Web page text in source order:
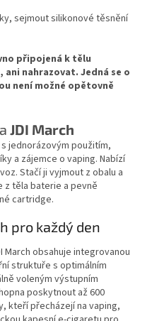
sejmout silikonové těsnění
připojená k tělu
nahrazovat. Jedná se o
není možné opětovně
JDI March
jednorázovým použitím,
a zájemce o vaping. Nabízí
Stačí ji vyjmout z obalu a
z těla baterie a pevně
cartridge.
pro každý den
obsahuje integrovanou
struktuře s optimálním
voleným výstupním
poskytnout až 600
kteří přecházejí na vaping,